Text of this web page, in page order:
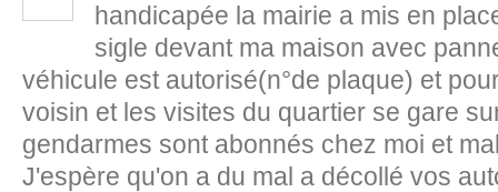
handicapée la mairie a mis en
sigle devant ma maison avec
véhicule est autorisé(n°de plaque) et
voisin et les visites du quartier se gare
gendarmes sont abonnés chez moi et
J'espère qu'on a du mal a décollé vos